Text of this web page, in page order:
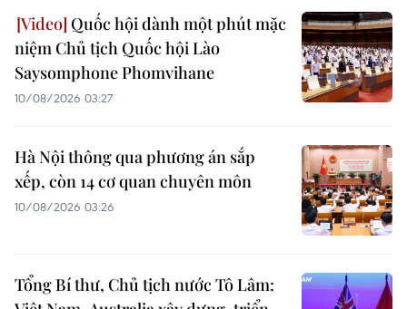
Quốc hội dành một phút mặc
niệm Chủ tịch Quốc hội Lào
Saysomphone Phomvihane
10/08/2026 03:27
Hà Nội thông qua phương án sắp
xếp, còn 14 cơ quan chuyên môn
10/08/2026 03:26
Tổng Bí thư, Chủ tịch nước Tô Lâm: